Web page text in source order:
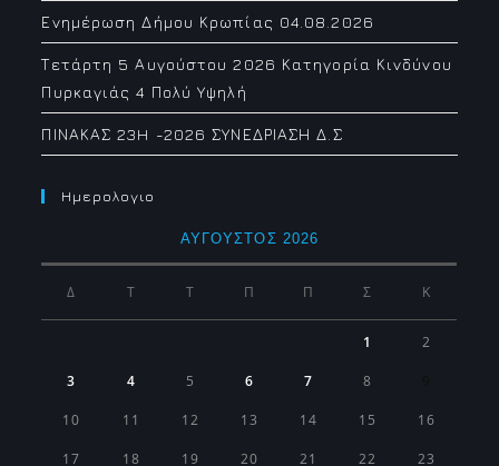
Ενημέρωση Δήμου Κρωπίας 04.08.2026
Τετάρτη 5 Αυγούστου 2026 Κατηγορία Κινδύνου
Πυρκαγιάς 4 Πολύ Υψηλή
ΠΙΝΑΚΑΣ 23H -2026 ΣΥΝΕΔΡΙΑΣΗ Δ.Σ
Ημερολογιο
ΑΎΓΟΥΣΤΟΣ 2026
Δ Τ Τ Π Π Σ Κ
1 2
3 4 5 6 7 8
10 11 12 13 14 15 16
17 18 19 20 21 22 23